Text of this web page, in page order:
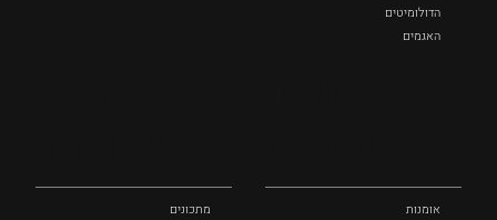
הדולומיטים
האגמים
אומנות
מתכונים